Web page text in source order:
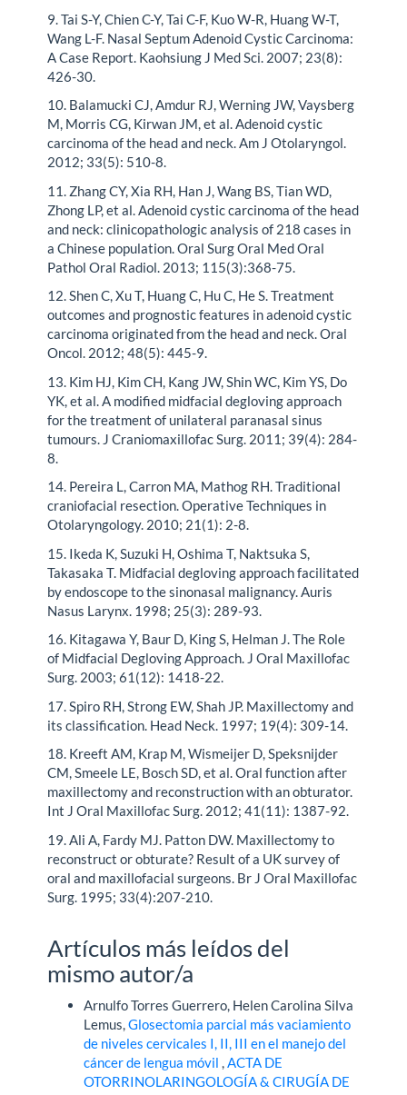
9. Tai S-Y, Chien C-Y, Tai C-F, Kuo W-R, Huang W-T,
Wang L-F. Nasal Septum Adenoid Cystic Carcinoma:
A Case Report. Kaohsiung J Med Sci. 2007; 23(8):
426-30.
10. Balamucki CJ, Amdur RJ, Werning JW, Vaysberg
M, Morris CG, Kirwan JM, et al. Adenoid cystic
carcinoma of the head and neck. Am J Otolaryngol.
2012; 33(5): 510-8.
11. Zhang CY, Xia RH, Han J, Wang BS, Tian WD,
Zhong LP, et al. Adenoid cystic carcinoma of the head
and neck: clinicopathologic analysis of 218 cases in
a Chinese population. Oral Surg Oral Med Oral
Pathol Oral Radiol. 2013; 115(3):368-75.
12. Shen C, Xu T, Huang C, Hu C, He S. Treatment
outcomes and prognostic features in adenoid cystic
carcinoma originated from the head and neck. Oral
Oncol. 2012; 48(5): 445-9.
13. Kim HJ, Kim CH, Kang JW, Shin WC, Kim YS, Do
YK, et al. A modified midfacial degloving approach
for the treatment of unilateral paranasal sinus
tumours. J Craniomaxillofac Surg. 2011; 39(4): 284-
8.
14. Pereira L, Carron MA, Mathog RH. Traditional
craniofacial resection. Operative Techniques in
Otolaryngology. 2010; 21(1): 2-8.
15. Ikeda K, Suzuki H, Oshima T, Naktsuka S,
Takasaka T. Midfacial degloving approach facilitated
by endoscope to the sinonasal malignancy. Auris
Nasus Larynx. 1998; 25(3): 289-93.
16. Kitagawa Y, Baur D, King S, Helman J. The Role
of Midfacial Degloving Approach. J Oral Maxillofac
Surg. 2003; 61(12): 1418-22.
17. Spiro RH, Strong EW, Shah JP. Maxillectomy and
its classification. Head Neck. 1997; 19(4): 309-14.
18. Kreeft AM, Krap M, Wismeijer D, Speksnijder
CM, Smeele LE, Bosch SD, et al. Oral function after
maxillectomy and reconstruction with an obturator.
Int J Oral Maxillofac Surg. 2012; 41(11): 1387-92.
19. Ali A, Fardy MJ. Patton DW. Maxillectomy to
reconstruct or obturate? Result of a UK survey of
oral and maxillofacial surgeons. Br J Oral Maxillofac
Surg. 1995; 33(4):207-210.
Artículos más leídos del
mismo autor/a
Arnulfo Torres Guerrero, Helen Carolina Silva
Lemus,Glosectomia parcial más vaciamiento
de niveles cervicales I, II, III en el manejo del
cáncer de lengua móvil,ACTA DE
OTORRINOLARINGOLOGÍA & CIRUGÍA DE